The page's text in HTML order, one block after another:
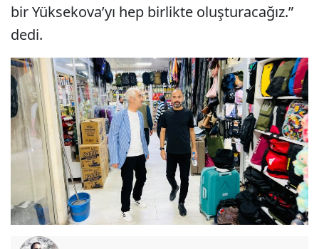
bir Yüksekova’yı hep birlikte oluşturacağız.”
dedi.